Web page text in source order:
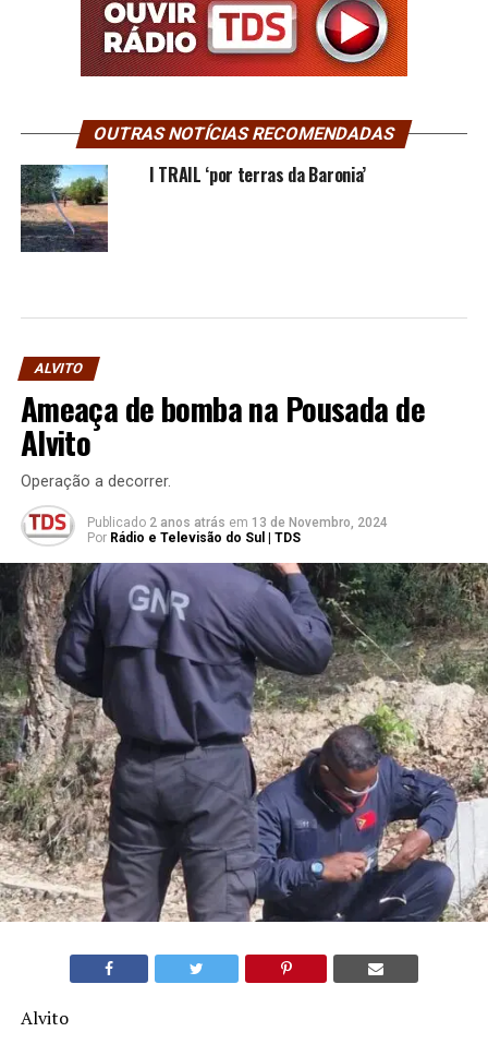
OUTRAS NOTÍCIAS RECOMENDADAS
I TRAIL ‘por terras da Baronia’
ALVITO
Ameaça de bomba na Pousada de
Alvito
Operação a decorrer.
Publicado 2 anos atrás em 13 de Novembro, 2024
Por Rádio e Televisão do Sul | TDS
Alvito